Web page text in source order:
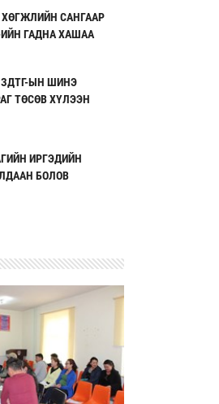
САНГААР
ГАДНА ХАШАА
ЫН ШИНЭ
ТӨСӨВ ХҮЛЭЭН
ИРГЭДИЙН
БОЛОВ